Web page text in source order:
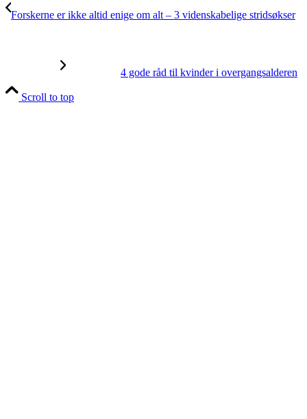
Forskerne er ikke altid enige om alt – 3 videnskabelige stridsøkser
4 gode råd til kvinder i overgangsalderen
Scroll to top